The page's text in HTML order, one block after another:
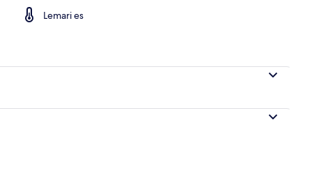
Lemari es